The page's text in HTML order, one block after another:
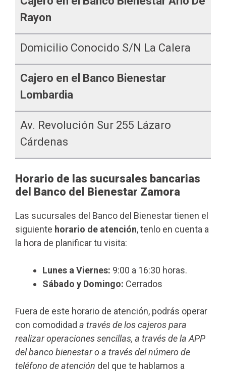
Rayon
Domicilio Conocido S/n La Calera
Cajero en el Banco Bienestar
Lombardia
Av. Revolución Sur 255 Lázaro
Cárdenas
Horario de las sucursales bancarias
del Banco del Bienestar Zamora
Las sucursales del Banco del Bienestar tienen el
siguiente horario de atención, tenlo en cuenta a
la hora de planificar tu visita:
Lunes a Viernes: 9:00 a 16:30 horas.
Sábado y Domingo: Cerrados
Fuera de este horario de atención, podrás operar
con comodidad a través de los cajeros para
realizar operaciones sencillas, a través de la APP
del banco bienestar o a través del número de
teléfono de atención del que te hablamos a